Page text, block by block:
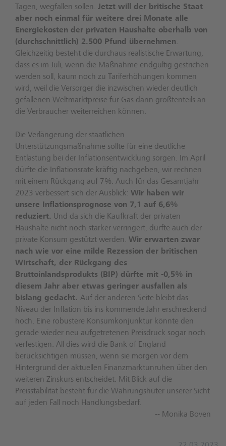
Tagen, wegfallen sollen. Jetzt will der britische Staat
aber noch einmal für weitere drei Monate alle
Energiekosten der privaten Haushalte oberhalb von
(durchschnittlich) 2.500 Pfund übernehmen .
Gleichzeitig besteht die durchaus realistische Erwartung,
dass es im Juli, wenn die Maßnahme endgültig gestrichen
werden soll, kaum noch zu Tariferhöhungen kommen
wird, weil die Versorger die inzwischen wieder deutlich
gefallenen Weltmarktpreise für Gas dann größtenteils an
die Verbraucher weiterreichen können.
Die Verlängerung der staatlichen
Unterstützungsmaßnahme sollte für eine deutliche
Entlastung bei der Inflationsentwicklung sorgen. Im April
dürfte die Inflationsrate kräftig nachgeben, wir rechnen
mit einem Rückgang auf 7%. Auch für das Gesamtjahr
2023 verbessert sich der Ausblick: Wir haben wir
unsere Inflationsprognose von 7,1 auf 6,6%
reduziert. Und da sich die Kaufkraft der privaten
Haushalte nicht noch stärker verringert, dürfte auch der
private Konsum gestützt werden. Wir erwarten zwar
nach wie vor eine milde Rezession der britischen
Wirtschaft, der Rückgang des
Bruttoinlandsprodukts (BIP) dürfte mit -0,5% in
diesem Jahr aber etwas geringer ausfallen als
bislang gedacht. Auf der anderen Seite bleibt das
Niveau der Inflation bis ins kommende Jahr erschreckend
hoch. Eine robustere Konsumkonjunktur könnte den
gerade wieder neu aufgetretenen Preisdruck sogar noch
verfestigen. All dies wird die Bank of England
berücksichtigen müssen, wenn sie morgen vor dem
Hintergrund der aktuellen Finanzmarktunruhen über den
weiteren Zinskurs entscheidet. Mit Blick auf die
Preisstabilität besteht für die Währungshüter unserer Sicht
auf jeden Fall noch Handlungsbedarf.
-- Monika Boven